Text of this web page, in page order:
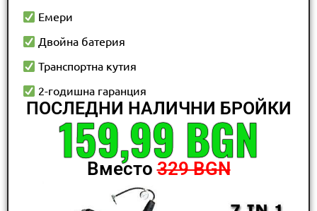
Емери
Двойна батерия
Транспортна кутия
2-годишна гаранция
ПОСЛЕДНИ НАЛИЧНИ БРОЙКИ
159,99 BGN
Вместо329 BGN